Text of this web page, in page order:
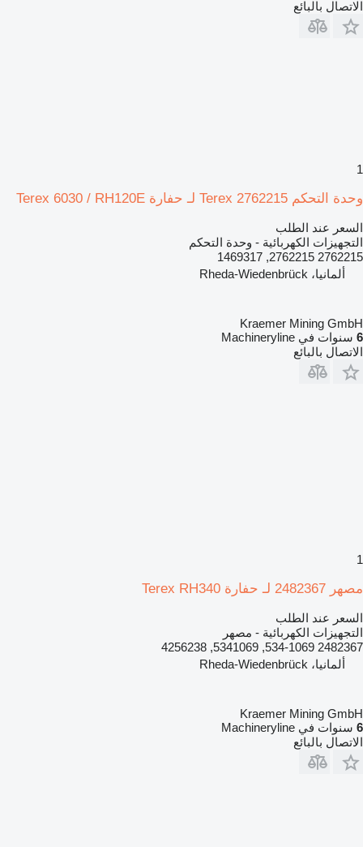
الاتصال بالبائع
1
وحدة التحكم Terex 2762215 لـ حفارة Terex 6030 / RH120E
السعر عند الطلب
التجهيزات الكهربائية - وحدة التحكم
2762215 2762215, 1469317
ألمانيا، Rheda-Wiedenbrück
Kraemer Mining GmbH
6 سنوات في Machineryline
الاتصال بالبائع
1
مصهر 2482367 لـ حفارة Terex RH340
السعر عند الطلب
التجهيزات الكهربائية - مصهر
2482367 534-1069, 5341069, 4256238
ألمانيا، Rheda-Wiedenbrück
Kraemer Mining GmbH
6 سنوات في Machineryline
الاتصال بالبائع